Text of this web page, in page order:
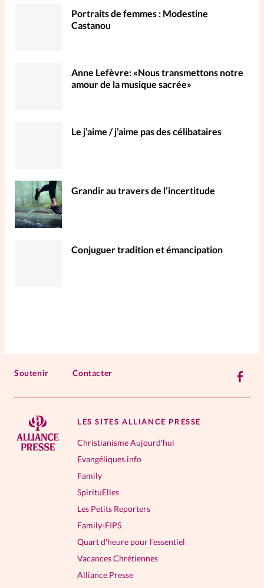
Portraits de femmes : Modestine
Castanou
Anne Lefèvre: «Nous transmettons notre
amour de la musique sacrée»
Le j’aime / j’aime pas des célibataires
Grandir au travers de l’incertitude
Conjuguer tradition et émancipation
Soutenir Contacter
LES SITES ALLIANCE PRESSE
Christianisme Aujourd'hui
Evangéliques.info
Family
SpirituElles
Les Petits Reporters
Family-FIPS
Quart d'heure pour l'essentiel
Vacances Chrétiennes
Alliance Presse